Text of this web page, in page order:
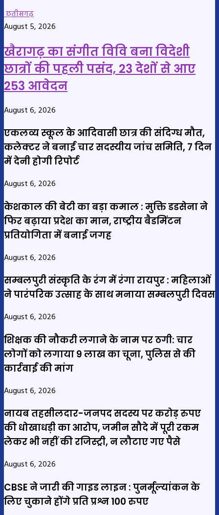
छतीसगढ़
August 5, 2026
खैरागढ़ का संगीत विवि बना विदेशी
छात्रों की पहली पसंद, 23 देशों से आए
253 आवेदन
August 6, 2026
एकलव्य स्कूल के आदिवासी छात्र की संदिग्ध मौत,
कलेक्टर ने बनाई चार सदस्यीय जांच समिति, 7 दिन
में देनी होगी रिपोर्ट
August 6, 2026
केशकाल की बेटी का बड़ा कमाल : मुक्ति डडसेना ने
फिर बढ़ाया प्रदेश का मान, राष्ट्रीय बैडमिंटन
प्रतियोगिता में बनाई जगह
August 6, 2026
सम्बलपुरी संस्कृति के रंग में रंगा रायपुर : महिलाओं
ने पारंपरिक उत्साह के साथ मनाया सम्बलपुरी दिवस
August 6, 2026
शिक्षक की नौकरी लगाने के नाम पर ठगी: चार
लोगों को लगाया 9 लाख का चूना, पुलिस से की
कार्रवाई की मांग
August 6, 2026
नायब तहसीलदार-जनपद सदस्य पर करोड़ रुपए
की धोखाधड़ी का आरोप, जमीन सौदे में पूरी रकम
लेकर भी नहीं की रजिस्ट्री, न लौटाए गए पैसे
August 6, 2026
CBSE ने जारी की गाइड लाइन : पुनर्मूल्यांकन के
लिए चुकाने होंगे प्रति प्रश्न 100 रुपए